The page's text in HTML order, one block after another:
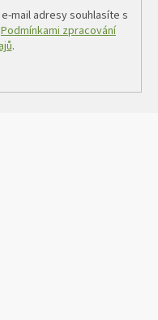
mail adresy souhlasíte s
Podmínkami zpracování
.